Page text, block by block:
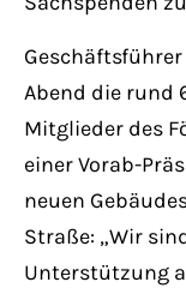
Abend die rund
Mitglieder des
einer Vorab-
neuen
Straße: „Wir
Unterstützung